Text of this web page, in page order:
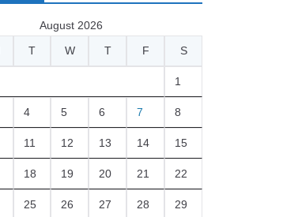
August 2026
T W T F S
1
4 5 6 7 8
11 12 13 14 15
18 19 20 21 22
25 26 27 28 29